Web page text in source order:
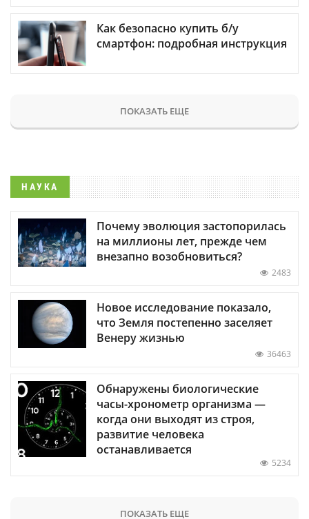
Как безопасно купить б/у
смартфон: подробная инструкция
ПОКАЗАТЬ ЕЩЕ
НАУКА
Почему эволюция застопорилась
на миллионы лет, прежде чем
внезапно возобновиться?
2483
Новое исследование показало,
что Земля постепенно заселяет
Венеру жизнью
36463
Обнаружены биологические
часы-хронометр организма —
когда они выходят из строя,
развитие человека
останавливается
5234
ПОКАЗАТЬ ЕЩЕ